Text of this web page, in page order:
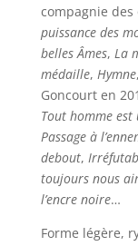
compagnie des
puissance des
belles Âmes, La
médaille, Hymne,
Goncourt en
Tout homme est
Passage à
debout,
toujours nous
l’encre noire…
Forme légère,